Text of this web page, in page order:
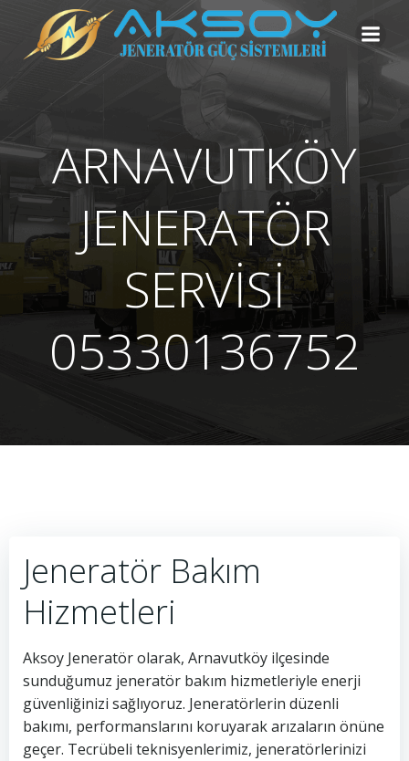
İçeriğe
geç
ARNAVUTKÖY
JENERATÖR
SERVİSİ
05330136752
Jeneratör Bakım
Hizmetleri
Aksoy Jeneratör olarak, Arnavutköy ilçesinde
sunduğumuz jeneratör bakım hizmetleriyle enerji
güvenliğinizi sağlıyoruz. Jeneratörlerin düzenli
bakımı, performanslarını koruyarak arızaların önüne
geçer. Tecrübeli teknisyenlerimiz, jeneratörlerinizi